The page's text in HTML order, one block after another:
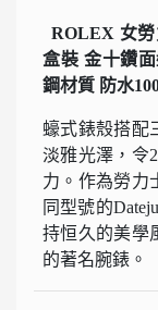
ROLEX 女勞
盒裝 金十鑽
鋼材質 防水
蠔式錶殼搭配
淡雅光澤，令
力。作為勞力
同型號的
持恒久的美學
的著名腕錶。